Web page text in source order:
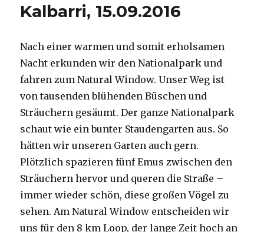
Kalbarri, 15.09.2016
Nach einer warmen und somit erholsamen
Nacht erkunden wir den Nationalpark und
fahren zum Natural Window. Unser Weg ist
von tausenden blühenden Büschen und
Sträuchern gesäumt. Der ganze Nationalpark
schaut wie ein bunter Staudengarten aus. So
hätten wir unseren Garten auch gern.
Plötzlich spazieren fünf Emus zwischen den
Sträuchern hervor und queren die Straße –
immer wieder schön, diese großen Vögel zu
sehen. Am Natural Window entscheiden wir
uns für den 8 km Loop, der lange Zeit hoch an